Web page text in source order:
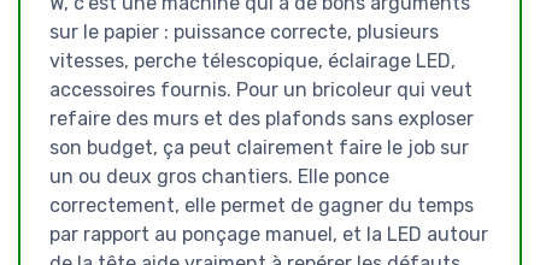
sur le papier : puissance correcte, plusieurs
vitesses, perche télescopique, éclairage LED,
accessoires fournis. Pour un bricoleur qui veut
refaire des murs et des plafonds sans exploser
son budget, ça peut clairement faire le job sur
un ou deux gros chantiers. Elle ponce
correctement, elle permet de gagner du temps
par rapport au ponçage manuel, et la LED autour